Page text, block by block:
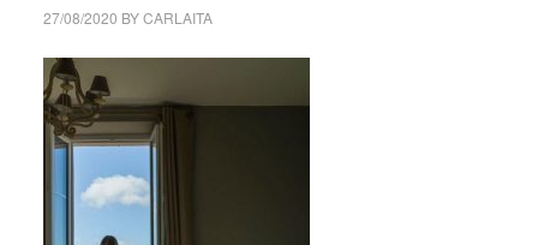
27/08/2020 BYCARLAITA